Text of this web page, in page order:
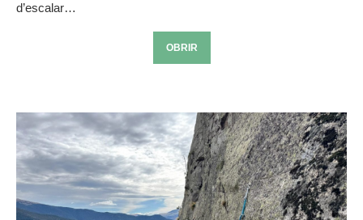
d’escalar…
OBRIR